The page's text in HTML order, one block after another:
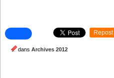
Repost
dans Archives 2012